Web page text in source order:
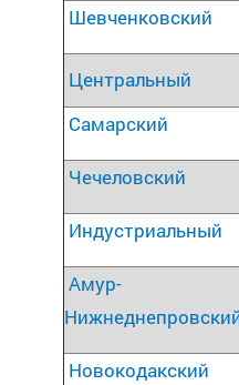
Шевченковский
Центральный
Самарский
Чечеловский
Индустриальный
Амур-
Новокодакский